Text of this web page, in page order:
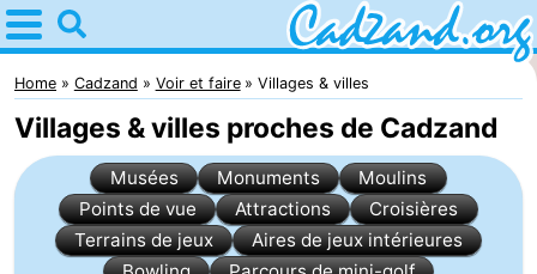
Home
Cadzand
Astuces
Avec
Passer
Home Cadzand Voir et faire Villages & villes
Villages & villes proches de Cadzand
Musées Monuments
Moulins
Points de vue
Attractions
Croisières
Terrains de jeux
Aires de jeux intérieures